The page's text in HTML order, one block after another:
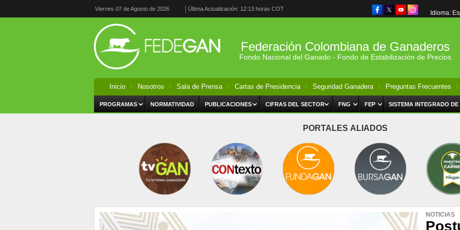
Viernes 07 de Agosto de 2026 Última Actualización: 12:13 horas COT
Idioma:
Federación Colombiana de Ganaderos
Fondo Nacional del Ganado - Fondo de Estabilización de Precios
Inicio Nosotros Sala de Prensa Cartas de Presidencia Seguridad Ganadera Preguntas Frecuentes
PROGRAMAS NORMATIVIDAD PUBLICACIONES CIFRAS DEL SECTOR FNG FEP SISTEMA INTEGRADO DE
PORTALES ALIADOS
NOTICIAS